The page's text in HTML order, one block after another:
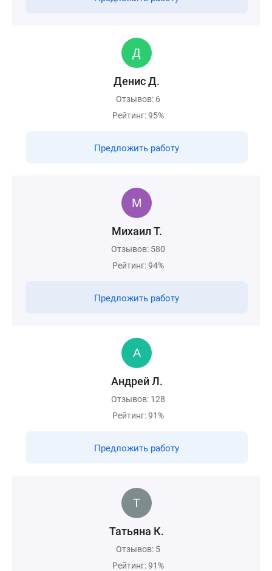
Денис Д.
Отзывов: 6
Рейтинг: 95%
Предложить работу
Михаил Т.
Отзывов: 580
Рейтинг: 94%
Предложить работу
Андрей Л.
Отзывов: 128
Рейтинг: 91%
Предложить работу
Татьяна К.
Отзывов: 5
Рейтинг: 91%